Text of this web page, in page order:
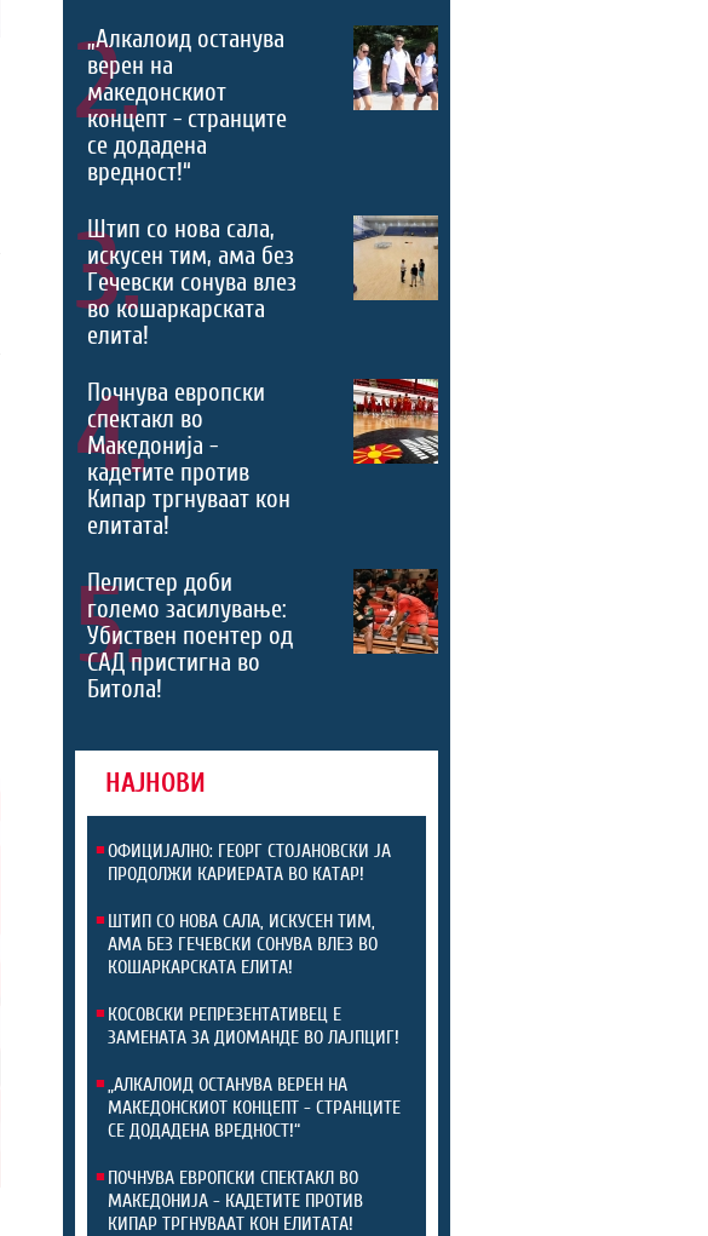
2.
„Алкалоид останува
верен на
македонскиот
концепт - странците
се додадена
вредност!“
3.
Штип со нова сала,
искусен тим, ама без
Гечевски сонува влез
во кошаркарската
елита!
4.
Почнува европски
спектакл во
Македонија -
кадетите против
Кипар тргнуваат кон
елитата!
5.
Пелистер доби
големо засилување:
Убиствен поентер од
САД пристигна во
Битола!
НАЈНОВИ
ОФИЦИЈАЛНО: ГЕОРГ СТОЈАНОВСКИ ЈА
ПРОДОЛЖИ КАРИЕРАТА ВО КАТАР!
ШТИП СО НОВА САЛА, ИСКУСЕН ТИМ,
АМА БЕЗ ГЕЧЕВСКИ СОНУВА ВЛЕЗ ВО
КОШАРКАРСКАТА ЕЛИТА!
КОСОВСКИ РЕПРЕЗЕНТАТИВЕЦ Е
ЗАМЕНАТА ЗА ДИОМАНДЕ ВО ЛАЈПЦИГ!
„АЛКАЛОИД ОСТАНУВА ВЕРЕН НА
МАКЕДОНСКИОТ КОНЦЕПТ - СТРАНЦИТЕ
СЕ ДОДАДЕНА ВРЕДНОСТ!“
ПОЧНУВА ЕВРОПСКИ СПЕКТАКЛ ВО
МАКЕДОНИЈА - КАДЕТИТЕ ПРОТИВ
КИПАР ТРГНУВААТ КОН ЕЛИТАТА!